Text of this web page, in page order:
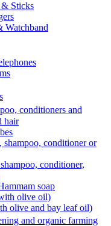
& Sticks
Watchband
conditioners and
hair
shampoo, conditioner or
conditioner,
soap
olive oil)
olive and bay leaf oil)
and organic farming